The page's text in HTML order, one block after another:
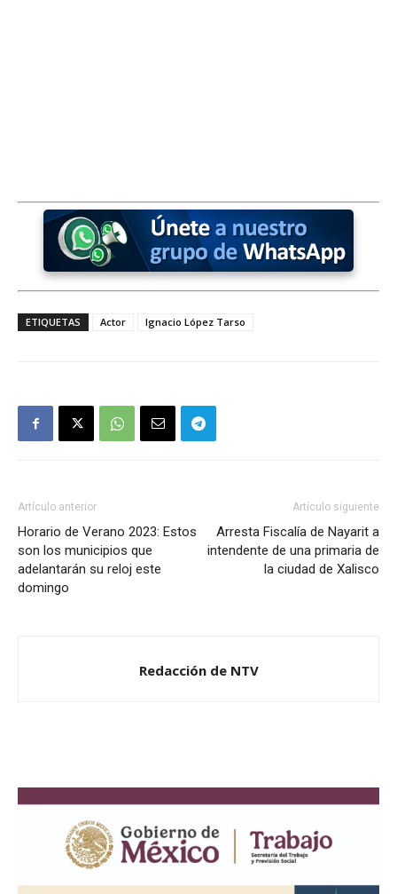
ETIQUETAS Actor Ignacio López Tarso
Artículo anterior
Horario de Verano 2023: Estos
son los municipios que
adelantarán su reloj este
domingo
Artículo siguiente
Arresta Fiscalía de Nayarit a
intendente de una primaria de
la ciudad de Xalisco
Redacción de NTV